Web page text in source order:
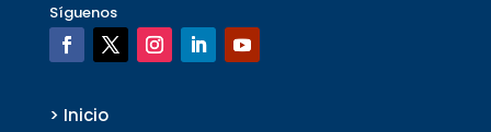
Síguenos
> Inicio